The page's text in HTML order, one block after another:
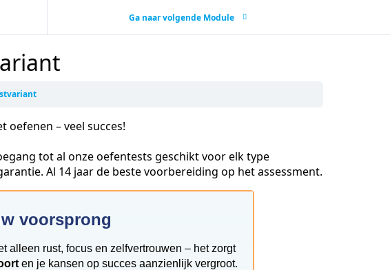
Ga naar volgende Module
oefenen – veel succes!
tot al onze oefentests geschikt voor elk type
Al 14 jaar de beste voorbereiding op het assessment.
voorsprong
alleen rust, focus en zelfvertrouwen – het zorgt
en je kansen op succes aanzienlijk vergroot.